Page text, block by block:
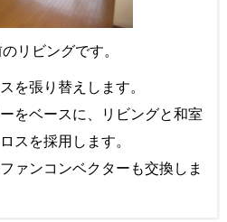
リビングです。
を張り替えします。
をベースに、リビングと和室
スを採用します。
ァンコンベクターも交換しま